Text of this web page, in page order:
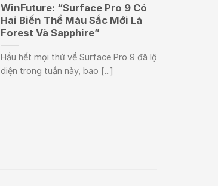
WinFuture: “Surface Pro 9 Có
Hai Biến Thể Màu Sắc Mới Là
Forest Và Sapphire”
Hầu hết mọi thứ về Surface Pro 9 đã lộ
diện trong tuần này, bao [...]